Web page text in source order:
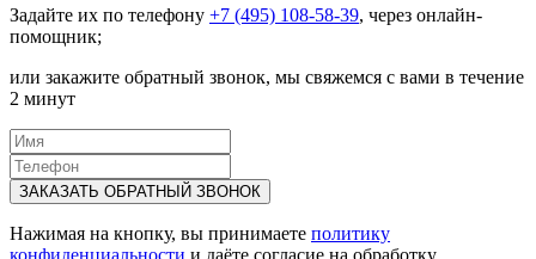
Задайте их по телефону +7 (495) 108-58-39, через онлайн-
помощник;
или закажите обратный звонок, мы свяжемся с вами в течение
2 минут
ЗАКАЗАТЬ ОБРАТНЫЙ ЗВОНОК
Нажимая на кнопку, вы принимаете политику
конфиденциальности и даёте согласие на обработку